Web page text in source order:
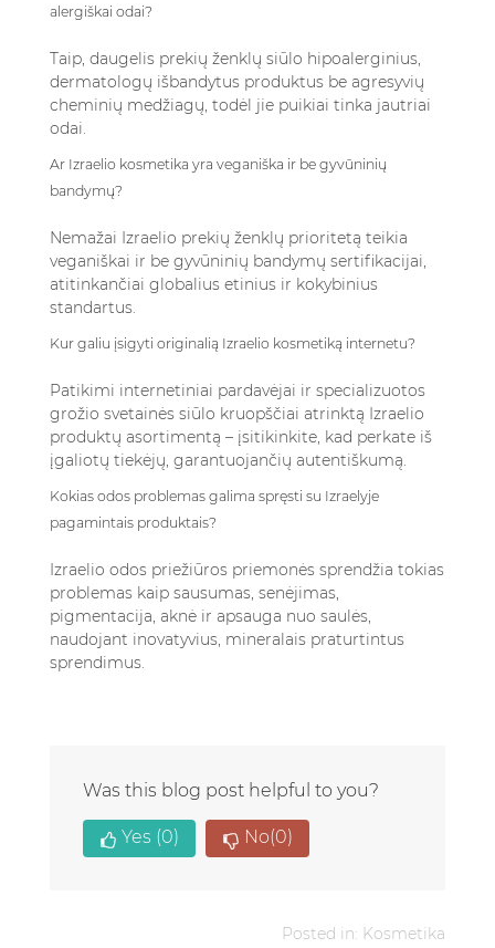
alergiškai odai?
Taip, daugelis prekių ženklų siūlo hipoalerginius,
dermatologų išbandytus produktus be agresyvių
cheminių medžiagų, todėl jie puikiai tinka jautriai
odai.
Ar Izraelio kosmetika yra veganiška ir be gyvūninių
bandymų?
Nemažai Izraelio prekių ženklų prioritetą teikia
veganiškai ir be gyvūninių bandymų sertifikacijai,
atitinkančiai globalius etinius ir kokybinius
standartus.
Kur galiu įsigyti originalią Izraelio kosmetiką internetu?
Patikimi internetiniai pardavėjai ir specializuotos
grožio svetainės siūlo kruopščiai atrinktą Izraelio
produktų asortimentą – įsitikinkite, kad perkate iš
įgaliotų tiekėjų, garantuojančių autentiškumą.
Kokias odos problemas galima spręsti su Izraelyje
pagamintais produktais?
Izraelio odos priežiūros priemonės sprendžia tokias
problemas kaip sausumas, senėjimas,
pigmentacija, aknė ir apsauga nuo saulės,
naudojant inovatyvius, mineralais praturtintus
sprendimus.
Was this blog post helpful to you?
Yes (0) No(0)
Posted in: Kosmetika